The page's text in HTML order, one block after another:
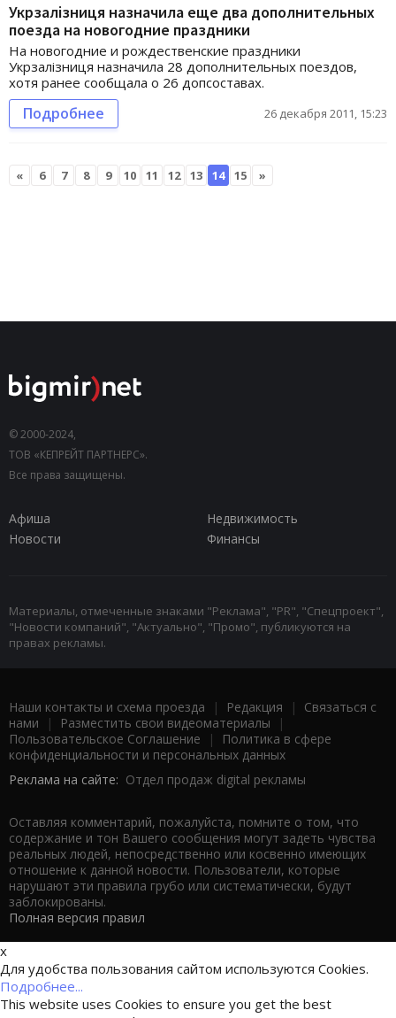
Укрзалізниця назначила еще два дополнительных
поезда на новогодние праздники
На новогодние и рождественские праздники
Укрзалізниця назначила 28 дополнительных поездов,
хотя ранее сообщала о 26 допсоставах.
Подробнее 26 декабря 2011, 15:23
« 6 7 8 9 10 11 12 13 14 15 »
© 2000-2024,
ТОВ «КЕПРЕЙТ ПАРТНЕРС».
Все права защищены.
Афиша
Недвижимость
Новости
Финансы
Материалы, отмеченные знаками "Реклама", "PR", "Спецпроект",
"Новости компаний", "Актуально", "Промо", публикуются на
правах рекламы.
Наши контакты и схема проезда | Редакция | Связаться с
нами | Разместить свои видеоматериалы |
Пользовательское Соглашение |
Политика в сфере
конфиденциальности и персональных данных
Реклама на сайте: Отдел продаж digital рекламы
Оставляя комментарий, пожалуйста, помните о том, что
содержание и тон Вашего сообщения могут задеть чувства
реальных людей, непосредственно или косвенно имеющих
отношение к данной новости. Пользователи, которые
нарушают эти правила грубо или систематически, будут
заблокированы.
Полная версия правил
x
Для удобства пользования сайтом используются Cookies.
Подробнее...
This website uses Cookies to ensure you get the best